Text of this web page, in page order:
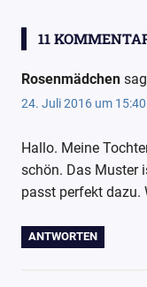
einfach-
Häkeln
Häkeltücher
Hug
11
Rosenmädchen
24. Juli 2016 um
Hallo. Meine
schön. Das Muster
passt perfekt dazu.
ANTWORTEN